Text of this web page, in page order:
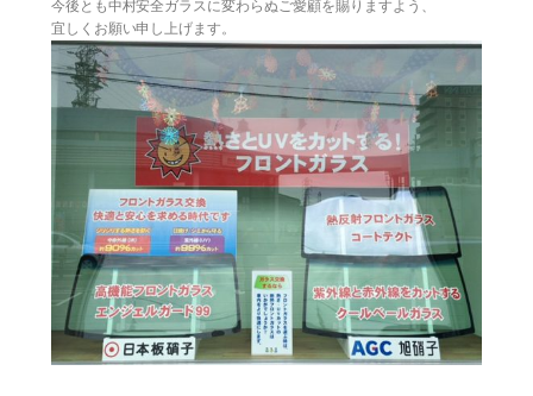
今後とも中村安全ガラスに変わらぬご愛顧を賜りますよう、
宜しくお願い申し上げます。